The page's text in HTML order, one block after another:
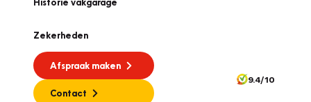
Zekerheden
Afspraak maken
Contact
9.4/10